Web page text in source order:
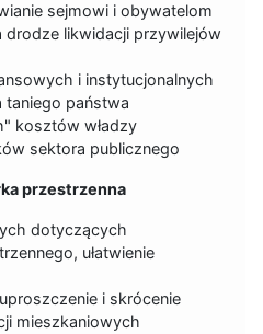
sejmowi i obywatelom
likwidacji przywilejów
i instytucjonalnych
taniego państwa
kosztów władzy
sektora publicznego
przestrzenna
dotyczących
ułatwienie
i skrócenie
mieszkaniowych